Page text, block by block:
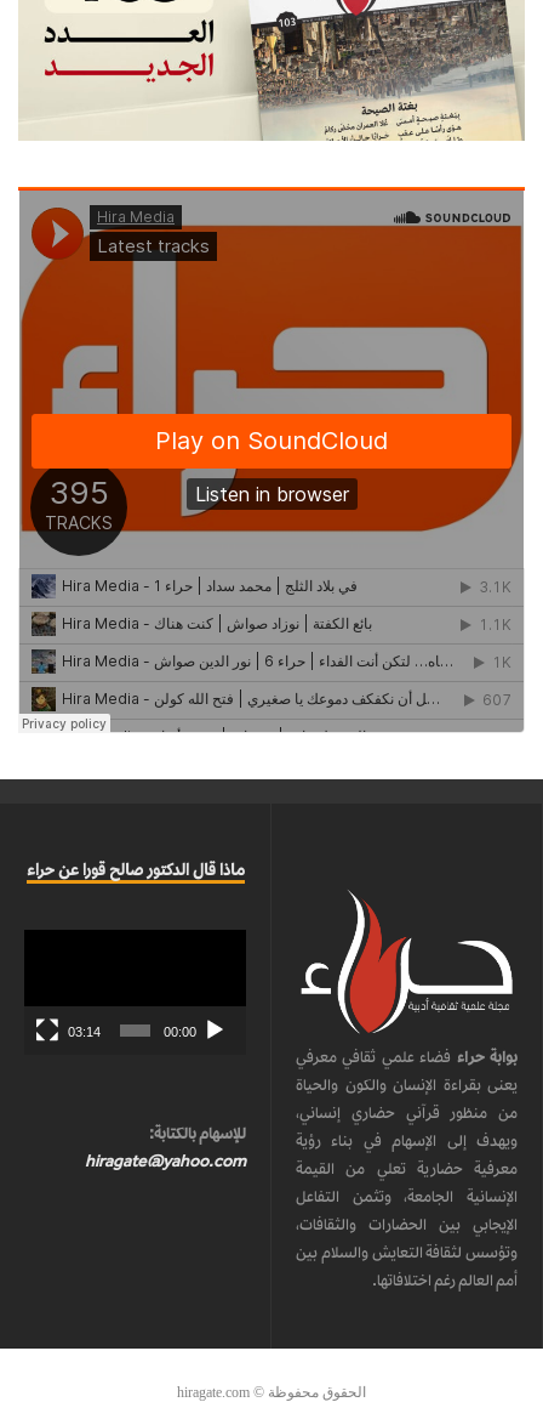
بوابة حراء فضاء علمي ثقافي معرفي
يعنى بقراءة الإنسان والكون والحياة
من منظور قرآني حضاري إنساني،
ويهدف إلى الإسهام في بناء رؤية
معرفية حضارية تعلي من القيمة
الإنسانية الجامعة، وتثمن التفاعل
الإيجابي بين الحضارات والثقافات،
وتؤسس لثقافة التعايش والسلام بين
أمم العالم رغم اختلافاتها.
ماذا قال الدكتور صالح قورا عن حراء
00:00
03:14
للإسهام بالكتابة:
hiragate@yahoo.com
الحقوق محفوظة © hiragate.com